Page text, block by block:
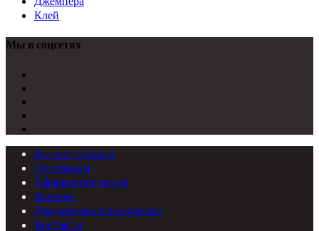
Клей
Мы в соцсетях
Каталог товаров
Оптовикам
Оформление заказа
Корзина
Документы на продукцию
Контакты